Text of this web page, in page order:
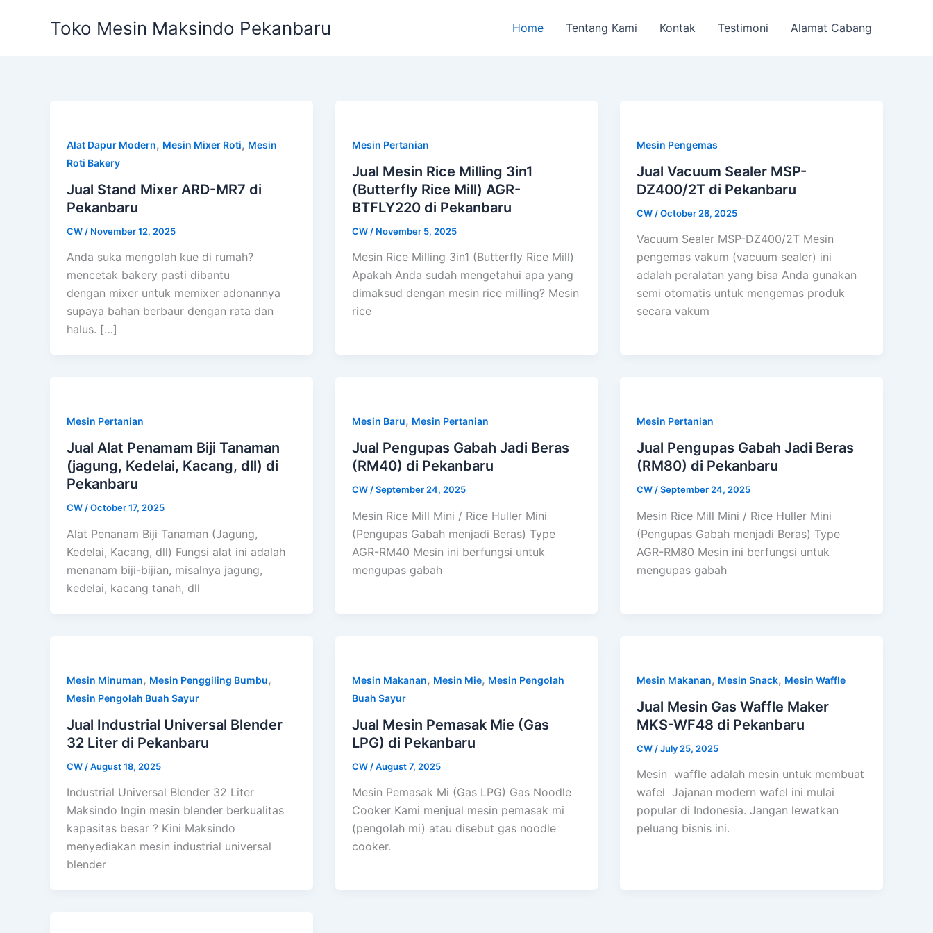
Toko Mesin Maksindo Pekanbaru Home Tentang Kami Kontak Testimoni Alamat Cabang
Alat Dapur Modern, Mesin Mixer Roti, Mesin
Roti Bakery
Jual Stand Mixer ARD-MR7 di
Pekanbaru
CW / November 12, 2025
Anda suka mengolah kue di rumah?
mencetak bakery pasti dibantu
dengan mixer untuk memixer adonannya
supaya bahan berbaur dengan rata dan
halus. […]
Mesin Pertanian
Jual Mesin Rice Milling 3in1
(Butterfly Rice Mill) AGR-
BTFLY220 di Pekanbaru
CW / November 5, 2025
Mesin Rice Milling 3in1 (Butterfly Rice Mill)
Apakah Anda sudah mengetahui apa yang
dimaksud dengan mesin rice milling? Mesin
rice
Mesin Pengemas
Jual Vacuum Sealer MSP-
DZ400/2T di Pekanbaru
CW /October 28, 2025
Vacuum Sealer MSP-DZ400/2T Mesin
pengemas vakum (vacuum sealer) ini
adalah peralatan yang bisa Anda gunakan
semi otomatis untuk mengemas produk
secara vakum
Mesin Pertanian
Jual Alat Penamam Biji Tanaman
(jagung, Kedelai, Kacang, dll) di
Pekanbaru
CW /October 17, 2025
Alat Penanam Biji Tanaman (Jagung,
Kedelai, Kacang, dll) Fungsi alat ini adalah
menanam biji-bijian, misalnya jagung,
kedelai, kacang tanah, dll
Mesin Baru, Mesin Pertanian
Jual Pengupas Gabah Jadi Beras
(RM40) di Pekanbaru
CW /September 24, 2025
Mesin Rice Mill Mini / Rice Huller Mini
(Pengupas Gabah menjadi Beras) Type
AGR-RM40 Mesin ini berfungsi untuk
mengupas gabah
Mesin Pertanian
Jual Pengupas Gabah Jadi Beras
(RM80) di Pekanbaru
CW /September 24, 2025
Mesin Rice Mill Mini / Rice Huller Mini
(Pengupas Gabah menjadi Beras) Type
AGR-RM80 Mesin ini berfungsi untuk
mengupas gabah
Mesin Minuman, Mesin Penggiling Bumbu,
Mesin Pengolah Buah Sayur
Jual Industrial Universal Blender
32 Liter di Pekanbaru
CW /August 18, 2025
Industrial Universal Blender 32 Liter
Maksindo Ingin mesin blender berkualitas
kapasitas besar ? Kini Maksindo
menyediakan mesin industrial universal
blender
Mesin Makanan, Mesin Mie, Mesin Pengolah
Buah Sayur
Jual Mesin Pemasak Mie (Gas
LPG) di Pekanbaru
CW /August 7, 2025
Mesin Pemasak Mi (Gas LPG) Gas Noodle
Cooker Kami menjual mesin pemasak mi
(pengolah mi) atau disebut gas noodle
cooker.
Mesin Makanan, Mesin Snack, Mesin Waffle
Jual Mesin Gas Waffle Maker
MKS-WF48 di Pekanbaru
CW /July 25, 2025
Mesin waffle adalah mesin untuk membuat
wafel Jajanan modern wafel ini mulai
popular di Indonesia. Jangan lewatkan
peluang bisnis ini.